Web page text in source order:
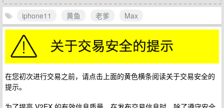
iphone11 黄鱼 老爹 Max
在您初次进行交易之前，请点击上面的黄色横条阅读关于交易安全的
提示。